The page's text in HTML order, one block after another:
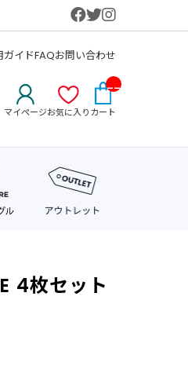
ガイドFAQお問い合わせ
マイページお気に入りカート
__
M_
T_
4枚セット